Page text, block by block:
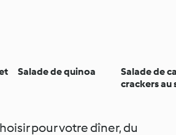
Salade de quinoa
Salade de
crackers au
pour votre dîner, du